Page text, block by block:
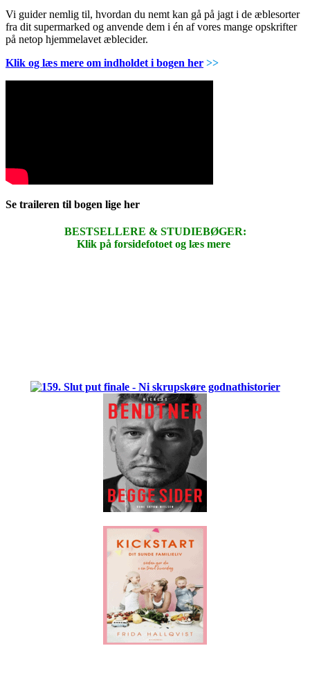
Vi guider nemlig til, hvordan du nemt kan gå på jagt i de æblesorter
fra dit supermarked og anvende dem i én af vores mange opskrifter
på netop hjemmelavet æblecider.
Klik og læs mere om indholdet i bogen her >>
Se traileren til bogen lige her
BESTSELLERE & STUDIEBØGER:
Klik på forsidefotoet og læs mere